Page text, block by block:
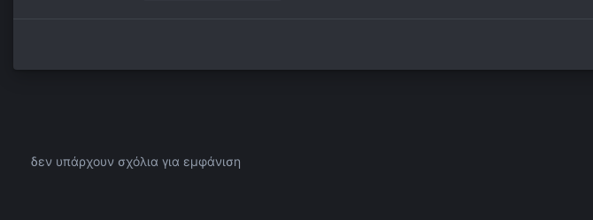
δεν υπάρχουν σχόλια για εμφάνιση